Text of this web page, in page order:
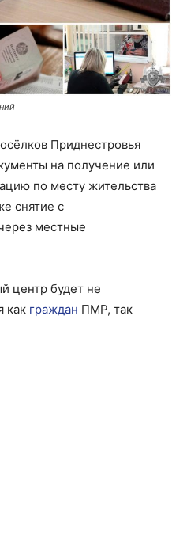
Приднестровья
на получение или
по месту жительства
снятие с
местные
центр будет не
как граждан ПМР, так